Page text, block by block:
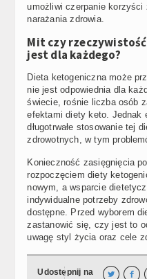
umożliwi czerpanie
narażania zdrowia.
Mit czy
jest dla każdego?
Dieta ketogeniczna może
nie jest odpowiednia dla
świecie, rośnie liczba osób
efektami diety keto. Jednak
długotrwałe stosowanie tej
zdrowotnych, w tym
Konieczność zasięgnięcia
rozpoczęciem diety
nowym, a wsparcie
indywidualne potrzeby
dostępne. Przed wyborem
zastanowić się, czy jest to
uwagę styl życia oraz cele
Udostępnij na  